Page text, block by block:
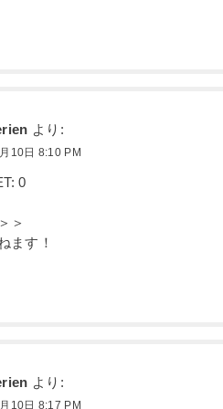
より:
10日 8:10 PM
0
＞
ます！
より:
10日 8:17 PM